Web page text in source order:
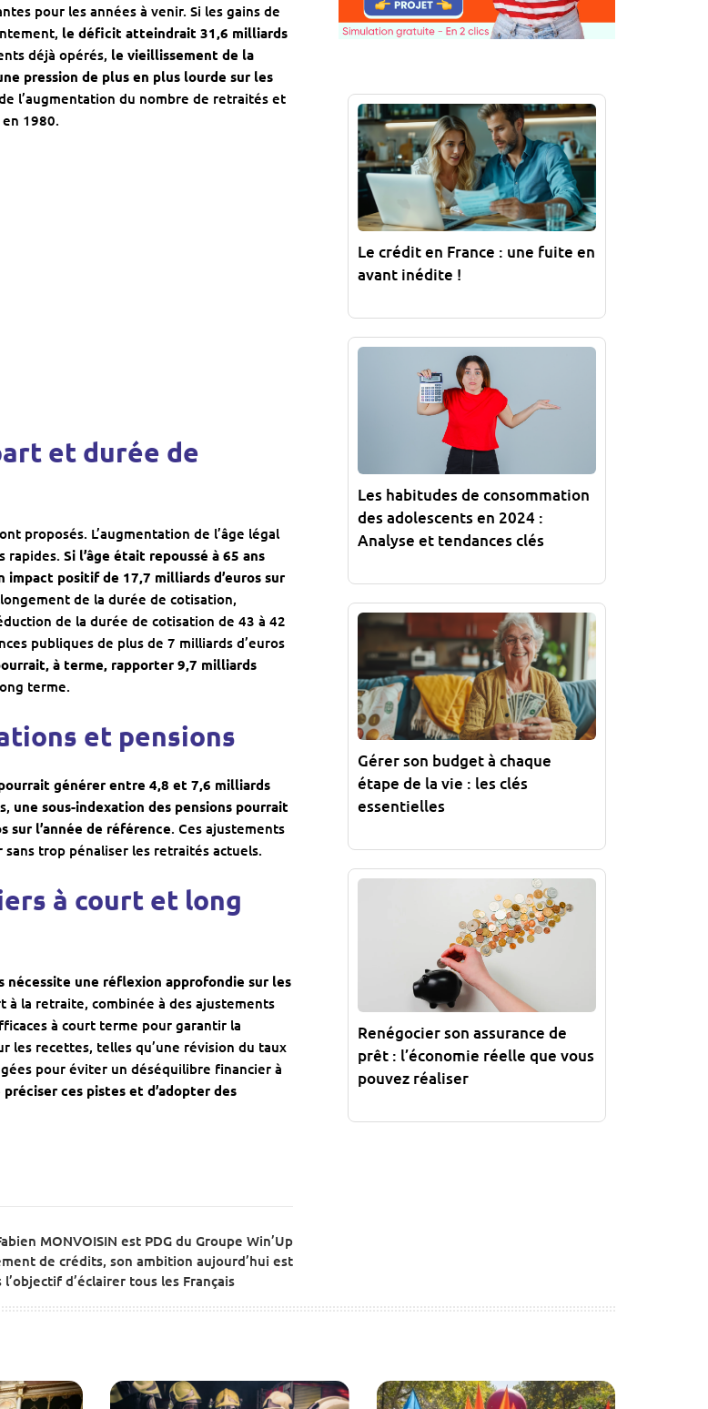
pour les années à venir. Si les gains de
le déficit atteindrait 31,6 milliards
déjà opérés, le vieillissement de la
pression de plus en plus lourde sur les
l’augmentation du nombre de retraités et
1980.
et durée de
proposés. L’augmentation de l’âge légal
rapides. Si l’âge était repoussé à 65 ans
positif de 17,7 milliards d’euros sur
de la durée de cotisation,
de la durée de cotisation de 43 à 42
publiques de plus de 7 milliards d’euros
à terme, rapporter 9,7 milliards
terme.
et pensions
générer entre 4,8 et 7,6 milliards
une sous-indexation des pensions pourrait
sur l’année de référence. Ces ajustements
trop pénaliser les retraités actuels.
à court et long
nécessite une réflexion approfondie sur les
à la retraite, combinée à des ajustements
à court terme pour garantir la
les recettes, telles qu’une révision du taux
pour éviter un déséquilibre financier à
ces pistes et d’adopter des
MONVOISIN est PDG du Groupe Win’Up
de crédits, son ambition aujourd’hui est
d’éclairer tous les Français
Le crédit en France : une fuite en
avant inédite !
Les habitudes de consommation
des adolescents en 2024 :
Analyse et tendances clés
Gérer son budget à chaque
étape de la vie : les clés
essentielles
Renégocier son assurance de
prêt : l’économie réelle que vous
pouvez réaliser